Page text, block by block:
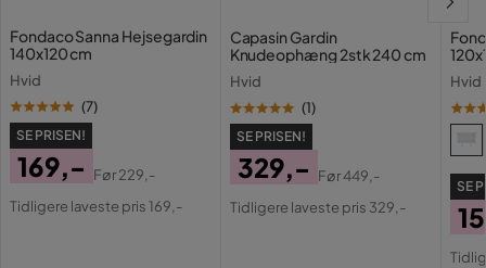
Fondaco Sanna Hejsegardin
140x120 cm
Hvid
(7)
SE PRISEN!
Pris
169,-
Original
Før229,-
Tidligere laveste pris 169,-
Capasin Gardin
Knudeophæng 2stk 240 cm
Hvid
(1)
SE PRISEN!
Pris
329,-
Original
Før449,-
Tidligere laveste pris 329,-
Hvid
SE